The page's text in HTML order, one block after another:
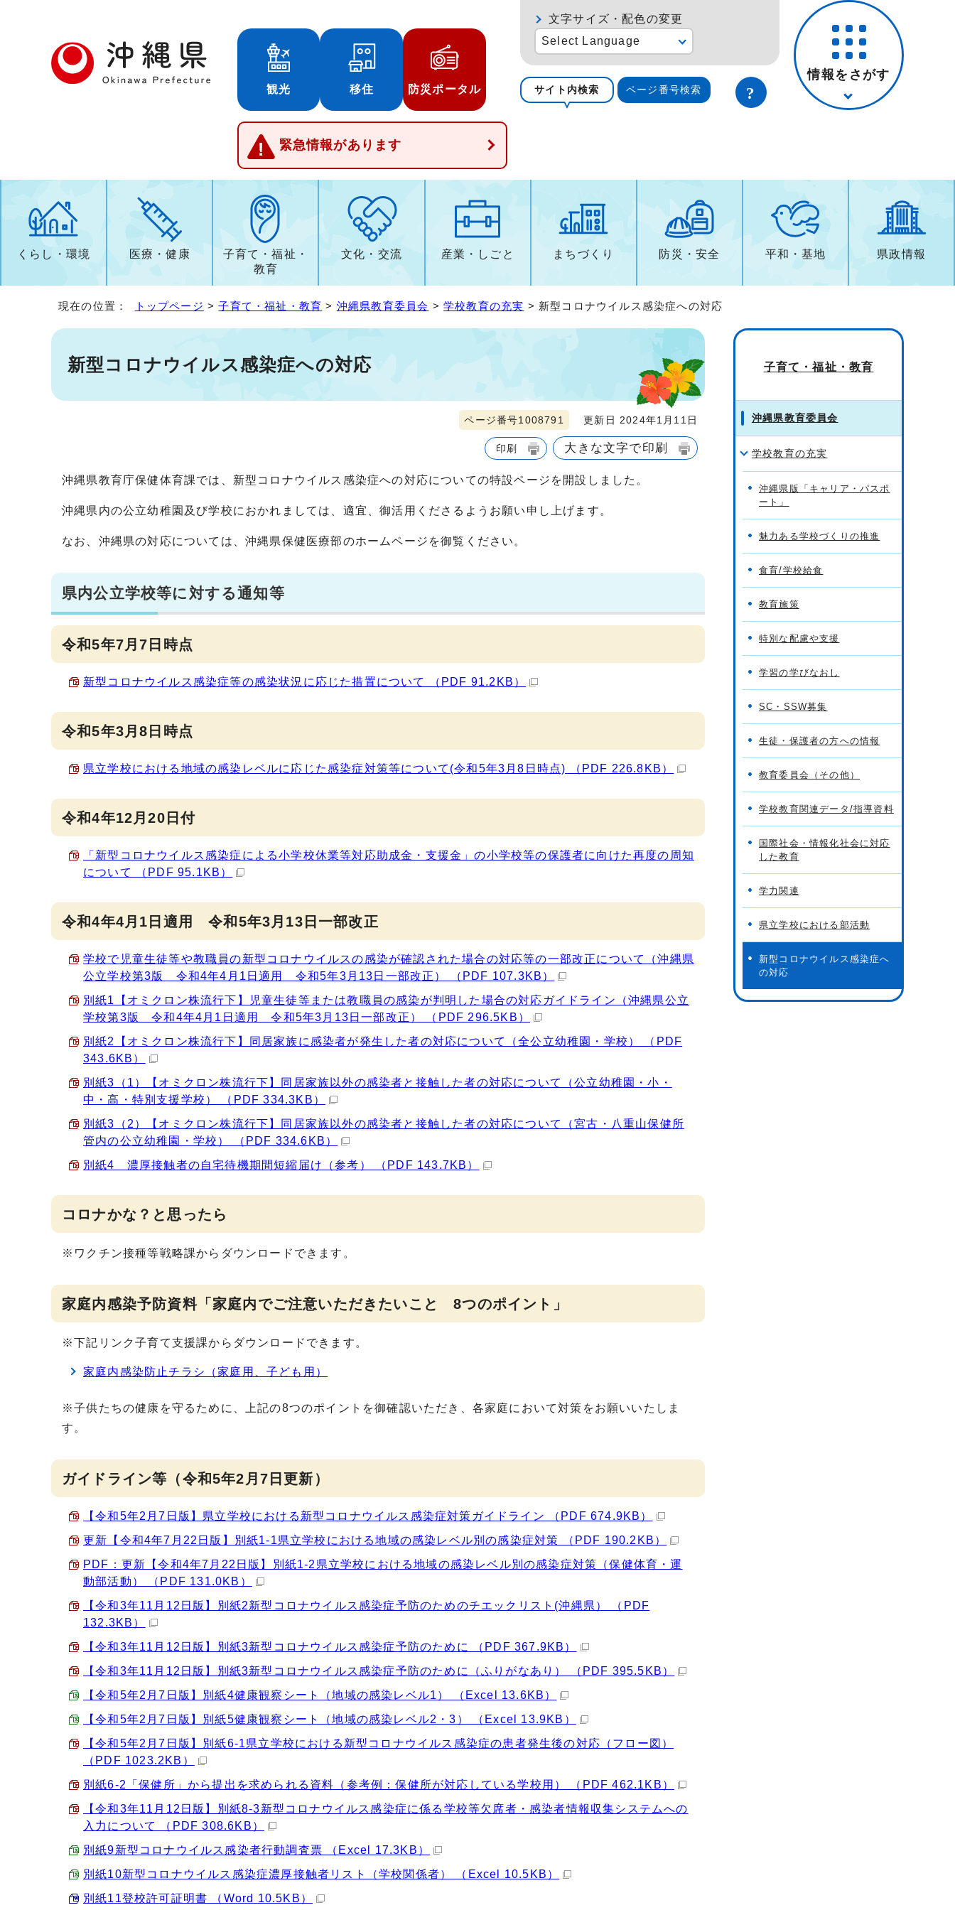
観光 移住 防災ポータル
緊急情報があります
文字サイズ・配色の変更
Select Language
サイト内検索 ページ番号検索
情報をさがす
くらし・環境 医療・健康
子育て・福祉・
教育
文化・交流 産業・しごと まちづくり 防災・安全 平和・基地 県政情報
現在の位置： トップページ >子育て・福祉・教育 > 沖縄県教育委員会 >学校教育の充実 > 新型コロナウイルス感染症への対応
新型コロナウイルス感染症への対応
ページ番号1008791 更新日 2024年1月11日
印刷 大きな文字で印刷
沖縄県教育庁保健体育課では、新型コロナウイルス感染症への対応についての特設ページを開設しました。
沖縄県内の公立幼稚園及び学校におかれましては、適宜、御活用くださるようお願い申し上げます。
なお、沖縄県の対応については、沖縄県保健医療部のホームページを御覧ください。
県内公立学校等に対する通知等
令和5年7月7日時点
新型コロナウイルス感染症等の感染状況に応じた措置について （PDF 91.2KB）
令和5年3月8日時点
県立学校における地域の感染レベルに応じた感染症対策等について(令和5年3月8日時点) （PDF 226.8KB）
令和4年12月20日付
「新型コロナウイルス感染症による小学校休業等対応助成金・支援金」の小学校等の保護者に向けた再度の周知
について （PDF 95.1KB）
令和4年4月1日適用 令和5年3月13日一部改正
学校で児童生徒等や教職員の新型コロナウイルスの感染が確認された場合の対応等の一部改正について（沖縄県
公立学校第3版 令和4年4月1日適用 令和5年3月13日一部改正） （PDF 107.3KB）
別紙1【オミクロン株流行下】児童生徒等または教職員の感染が判明した場合の対応ガイドライン（沖縄県公立
学校第3版 令和4年4月1日適用 令和5年3月13日一部改正） （PDF 296.5KB）
別紙2【オミクロン株流行下】同居家族に感染者が発生した者の対応について（全公立幼稚園・学校） （PDF
343.6KB）
別紙3（1）【オミクロン株流行下】同居家族以外の感染者と接触した者の対応について（公立幼稚園・小・
中・高・特別支援学校） （PDF 334.3KB）
別紙3（2）【オミクロン株流行下】同居家族以外の感染者と接触した者の対応について（宮古・八重山保健所
管内の公立幼稚園・学校） （PDF 334.6KB）
別紙4 濃厚接触者の自宅待機期間短縮届け（参考） （PDF 143.7KB）
コロナかな？と思ったら
※ワクチン接種等戦略課からダウンロードできます。
家庭内感染予防資料「家庭内でご注意いただきたいこと 8つのポイント」
※下記リンク子育て支援課からダウンロードできます。
家庭内感染防止チラシ（家庭用、子ども用）
※子供たちの健康を守るために、上記の8つのポイントを御確認いただき、各家庭において対策をお願いいたしま
す。
ガイドライン等（令和5年2月7日更新）
【令和5年2月7日版】県立学校における新型コロナウイルス感染症対策ガイドライン （PDF 674.9KB）
更新【令和4年7月22日版】別紙1-1県立学校における地域の感染レベル別の感染症対策 （PDF 190.2KB）
PDF：更新【令和4年7月22日版】別紙1-2県立学校における地域の感染レベル別の感染症対策（保健体育・運
動部活動） （PDF 131.0KB）
【令和3年11月12日版】別紙2新型コロナウイルス感染症予防のためのチエックリスト(沖縄県） （PDF
132.3KB）
【令和3年11月12日版】別紙3新型コロナウイルス感染症予防のために （PDF 367.9KB）
【令和3年11月12日版】別紙3新型コロナウイルス感染症予防のために（ふりがなあり） （PDF 395.5KB）
【令和5年2月7日版】別紙4健康観察シート（地域の感染レベル1） （Excel 13.6KB）
【令和5年2月7日版】別紙5健康観察シート（地域の感染レベル2・3） （Excel 13.9KB）
【令和5年2月7日版】別紙6-1県立学校における新型コロナウイルス感染症の患者発生後の対応（フロー図）
（PDF 1023.2KB）
別紙6-2「保健所」から提出を求められる資料（参考例：保健所が対応している学校用） （PDF 462.1KB）
【令和3年11月12日版】別紙8-3新型コロナウイルス感染症に係る学校等欠席者・感染者情報収集システムへの
入力について （PDF 308.6KB）
別紙9新型コロナウイルス感染者行動調査票 （Excel 17.3KB）
別紙10新型コロナウイルス感染症濃厚接触者リスト（学校関係者） （Excel 10.5KB）
別紙11登校許可証明書 （Word 10.5KB）
子育て・福祉・教育
沖縄県教育委員会
学校教育の充実
沖縄県版「キャリア・パスポ
ート」
魅力ある学校づくりの推進
食育/学校給食
教育施策
特別な配慮や支援
学習の学びなおし
SC・SSW募集
生徒・保護者の方への情報
教育委員会（その他）
学校教育関連データ/指導資料
国際社会・情報化社会に対応
した教育
学力関連
県立学校における部活動
新型コロナウイルス感染症へ
の対応